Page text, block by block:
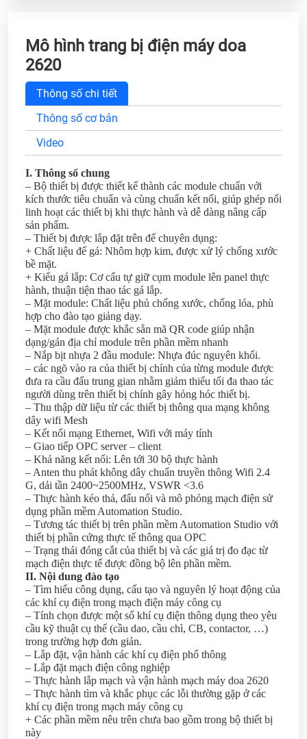
Mô hình trang bị điện máy doa
2620
Thông số chi tiết
Thông số cơ bản
Video
I. Thông số chung
– Bộ thiết bị được thiết kế thành các module chuẩn với
kích thước tiêu chuẩn và cùng chuẩn kết nối, giúp ghép nối
linh hoạt các thiết bị khi thực hành và dễ dàng nâng cấp
sản phẩm.
– Thiết bị được lắp đặt trên đế chuyên dụng:
+ Chất liệu đế gá: Nhôm hợp kim, được xử lý chống xước
bề mặt.
+ Kiểu gá lắp: Cơ cấu tự giữ cụm module lên panel thực
hành, thuận tiện thao tác gá lắp.
– Mặt module: Chất liệu phủ chống xước, chống lóa, phù
hợp cho đào tạo giảng dạy.
– Mặt module được khắc sẵn mã QR code giúp nhận
dạng/gán địa chỉ module trên phần mềm nhanh
– Nắp bịt nhựa 2 đầu module: Nhựa đúc nguyên khối.
– các ngõ vào ra của thiết bị chính của từng module được
đưa ra cầu đấu trung gian nhằm giảm thiểu tối đa thao tác
người dùng trên thiết bị chính gây hỏng hóc thiết bị.
– Thu thập dữ liệu từ các thiết bị thông qua mạng không
dây wifi Mesh
– Kết nối mạng Ethernet, Wifi với máy tính
– Giao tiếp OPC server – client
– Khả năng kết nối: Lên tới 30 bộ thực hành
– Anten thu phát không dây chuẩn truyền thông Wifi 2.4
G, dải tần 2400~2500MHz, VSWR <3.6
– Thực hành kéo thả, đấu nối và mô phỏng mạch điện sử
dụng phần mềm Automation Studio.
– Tương tác thiết bị trên phần mềm Automation Studio với
thiết bị phần cứng thực tế thông qua OPC
– Trạng thái đóng cắt của thiết bị và các giá trị đo đạc từ
mạch điện thực tế được đồng bộ lên phần mềm.
II. Nội dung đào tạo
– Tìm hiểu công dụng, cấu tạo và nguyên lý hoạt động của
các khí cụ điện trong mạch điện máy công cụ
– Tính chọn được một số khí cụ điện thông dụng theo yêu
cầu kỹ thuật cụ thể (cầu dao, cầu chì, CB, contactor, …)
trong trường hợp đơn giản.
– Lắp đặt, vận hành các khí cụ điện phổ thông
– Lắp đặt mạch điện công nghiệp
– Thực hành lắp mạch và vận hành mạch máy doa 2620
– Thực hành tìm và khắc phục các lỗi thường gặp ở các
khí cụ điện trong mạch máy công cụ
+ Các phần mềm nêu trên chưa bao gồm trong bộ thiết bị
này